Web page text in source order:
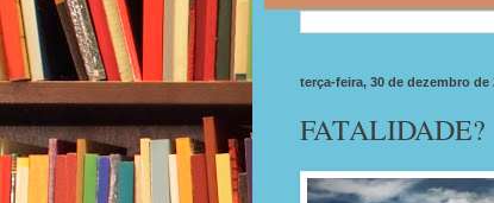
terça-feira, 30 de dezembro de
FATALIDADE?